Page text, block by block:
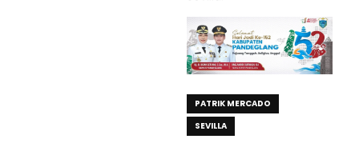
PATRIK MERCADO
SEVILLA